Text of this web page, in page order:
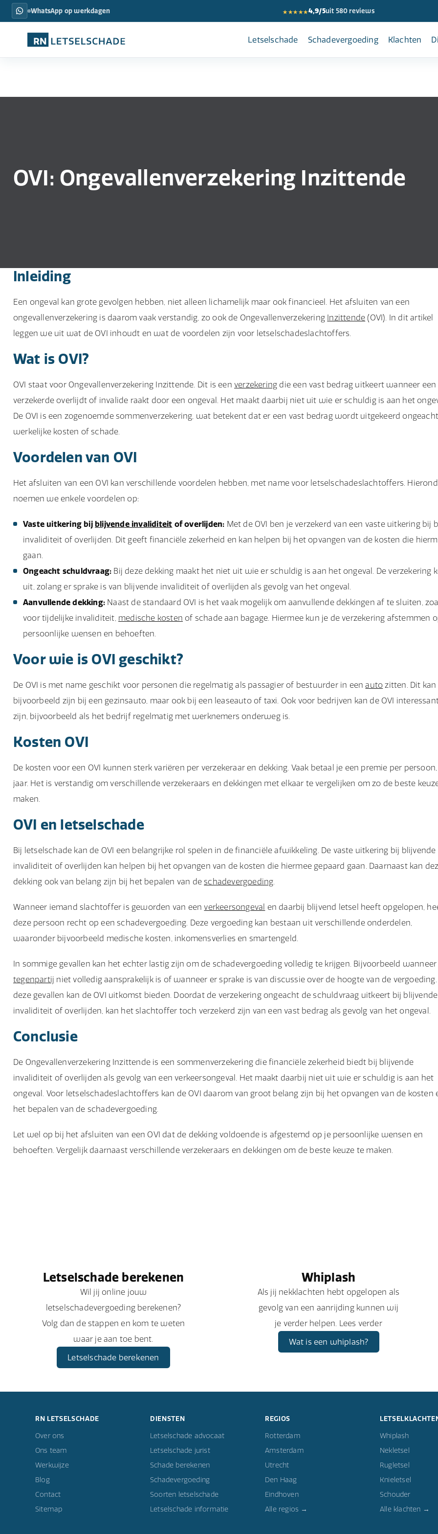
WhatsApp op werkdagen ★★★★★4,9/5uit 580 reviews
Letselschade Schadevergoeding Klachten
OVI: Ongevallenverzekering Inzittende
Inleiding
Een ongeval kan grote gevolgen hebben, niet alleen lichamelijk maar ook financieel. Het afsluiten van een
ongevallenverzekering is daarom vaak verstandig, zo ook de Ongevallenverzekering Inzittende (OVI). In dit artikel
leggen we uit wat de OVI inhoudt en wat de voordelen zijn voor letselschadeslachtoffers.
Wat is OVI?
OVI staat voor Ongevallenverzekering Inzittende. Dit is eenverzekering die een vast bedrag uitkeert wanneer een
verzekerde overlijdt of invalide raakt door een ongeval. Het maakt daarbij niet uit wie er schuldig is aan het
De OVI is een zogenoemde sommenverzekering, wat betekent dat er een vast bedrag wordt uitgekeerd
werkelijke kosten of schade.
Voordelen van OVI
Het afsluiten van een OVI kan verschillende voordelen hebben, met name voor letselschadeslachtoffers.
noemen we enkele voordelen op:
Vaste uitkering bij blijvende invaliditeit of overlijden: Met de OVI ben je verzekerd van een vaste uitkering bij
invaliditeit of overlijden. Dit geeft financiële zekerheid en kan helpen bij het opvangen van de kosten die
gaan.
Ongeacht schuldvraag: Bij deze dekking maakt het niet uit wie er schuldig is aan het ongeval. De verzekering
uit, zolang er sprake is van blijvende invaliditeit of overlijden als gevolg van het ongeval.
Aanvullende dekking: Naast de standaard OVI is het vaak mogelijk om aanvullende dekkingen af te sluiten,
voor tijdelijke invaliditeit, medische kosten of schade aan bagage. Hiermee kun je de verzekering afstemmen
persoonlijke wensen en behoeften.
Voor wie is OVI geschikt?
De OVI is met name geschikt voor personen die regelmatig als passagier of bestuurder in eenauto zitten. Dit kan
bijvoorbeeld zijn bij een gezinsauto, maar ook bij een leaseauto of taxi. Ook voor bedrijven kan de OVI
zijn, bijvoorbeeld als het bedrijf regelmatig met werknemers onderweg is.
Kosten OVI
De kosten voor een OVI kunnen sterk variëren per verzekeraar en dekking. Vaak betaal je een premie per
jaar. Het is verstandig om verschillende verzekeraars en dekkingen met elkaar te vergelijken om zo de beste
maken.
OVI en letselschade
Bij letselschade kan de OVI een belangrijke rol spelen in de financiële afwikkeling. De vaste uitkering bij blijvende
invaliditeit of overlijden kan helpen bij het opvangen van de kosten die hiermee gepaard gaan. Daarnaast kan
dekking ook van belang zijn bij het bepalen van de schadevergoeding.
Wanneer iemand slachtoffer is geworden van eenverkeersongeval en daarbij blijvend letsel heeft opgelopen,
deze persoon recht op een schadevergoeding. Deze vergoeding kan bestaan uit verschillende onderdelen,
waaronder bijvoorbeeld medische kosten, inkomensverlies en smartengeld.
In sommige gevallen kan het echter lastig zijn om de schadevergoeding volledig te krijgen. Bijvoorbeeld
tegenpartij niet volledig aansprakelijk is of wanneer er sprake is van discussie over de hoogte van de vergoeding.
deze gevallen kan de OVI uitkomst bieden. Doordat de verzekering ongeacht de schuldvraag uitkeert bij blijvende
invaliditeit of overlijden, kan het slachtoffer toch verzekerd zijn van een vast bedrag als gevolg van het ongeval.
Conclusie
De Ongevallenverzekering Inzittende is een sommenverzekering die financiële zekerheid biedt bij blijvende
invaliditeit of overlijden als gevolg van een verkeersongeval. Het maakt daarbij niet uit wie er schuldig is aan het
ongeval. Voor letselschadeslachtoffers kan de OVI daarom van groot belang zijn bij het opvangen van de kosten
het bepalen van de schadevergoeding.
Let wel op bij het afsluiten van een OVI dat de dekking voldoende is afgestemd op je persoonlijke wensen en
behoeften. Vergelijk daarnaast verschillende verzekeraars en dekkingen om de beste keuze te maken.
Letselschade berekenen
Wil jij online jouw
letselschadevergoeding berekenen?
Volg dan de stappen en kom te weten
waar je aan toe bent.
Letselschade berekenen
Whiplash
Als jij nekklachten hebt opgelopen als
gevolg van een aanrijding kunnen wij
je verder helpen. Lees verder
Wat is een whiplash?
RN LETSELSCHADE
Over ons
Ons team
Werkwijze
Blog
Contact
Sitemap
DIENSTEN
Letselschade advocaat
Letselschade jurist
Schade berekenen
Schadevergoeding
Soorten letselschade
Letselschade informatie
REGIOS
Rotterdam
Amsterdam
Utrecht
Den Haag
Eindhoven
Alle regios →
Whiplash
Nekletsel
Rugletsel
Knieletsel
Schouder
Alle klachten →